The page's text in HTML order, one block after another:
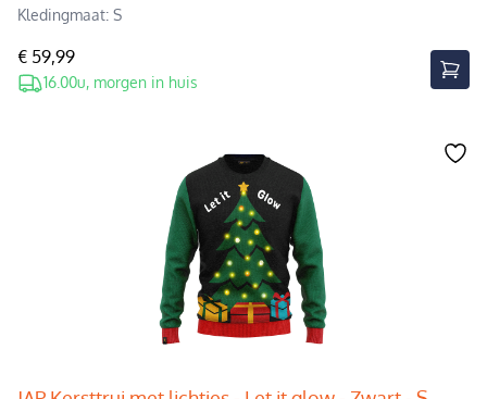
Kledingmaat: S
€ 59,99
16.00u, morgen in huis